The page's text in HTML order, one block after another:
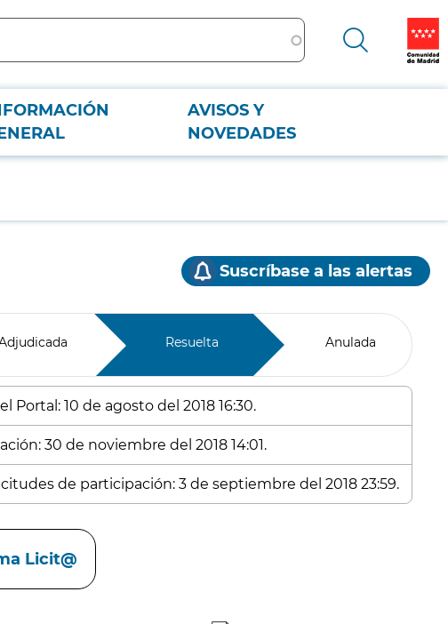
AVISOS Y
NOVEDADES
Suscríbase a las alertas
Resuelta Anulada
Portal: 10 de agosto del 2018 16:30.
30 de noviembre del 2018 14:01.
de participación: 3 de septiembre del 2018 23:59.
Licit@